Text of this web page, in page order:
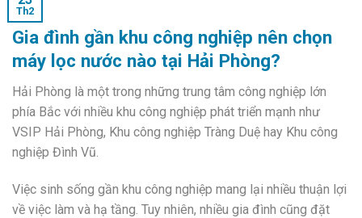
Th2
Gia đình gần khu công nghiệp nên chọn
máy lọc nước nào tại Hải Phòng?
Hải Phòng là một trong những trung tâm công nghiệp lớn
phía Bắc với nhiều khu công nghiệp phát triển mạnh như
VSIP Hải Phòng, Khu công nghiệp Tràng Duệ hay Khu công
nghiệp Đình Vũ
Việc sinh sống gần khu công nghiệp mang lại nhiều thuận lợi
về việc làm và hạ tầng. Tuy nhiên, nhiều gia đình cũng đặt